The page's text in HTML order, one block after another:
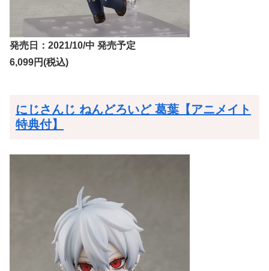
発売日：2021/10/中 発売予定
6,099円(税込)
にじさんじ ねんどろいど 葛葉【アニメイト
特典付】